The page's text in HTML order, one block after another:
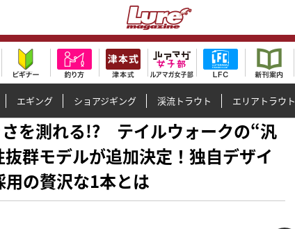
エギング ショアジギング 渓流トラウト エリアトラウト
を測れる!? テイルウォークの“汎
群モデルが追加決定！独自デザイ
の贅沢な1本とは